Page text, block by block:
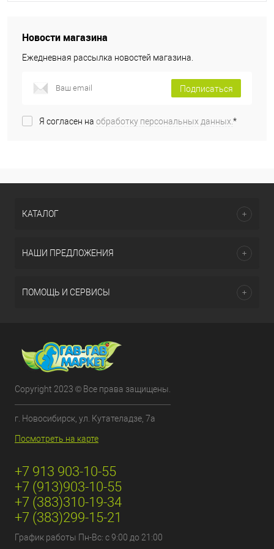
Новости магазина
Ежедневная рассылка новостей магазина.
Подписаться
Я согласен на обработку персональных данных.*
КАТАЛОГ
НАШИ ПРЕДЛОЖЕНИЯ
ПОМОЩЬ И СЕРВИСЫ
Copyright 2023 © Все права защищены.
г. Новосибирск, ул. Кутателадзе, 7а
Посмотреть на карте
+7 913 903-10-55
+7 (913)903-10-55
+7 (383)310-19-34
+7 (383)299-15-21
График работы Пн-Вс: с 9:00 до 21:00